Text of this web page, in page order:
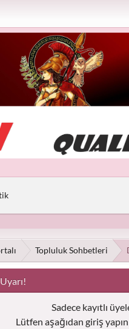
Topluluk Sohbetleri
Uyarı!
Sadece kayıtlı
Lütfen aşağıdan giriş